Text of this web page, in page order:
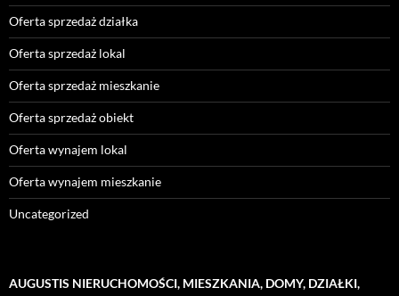
Oferta sprzedaż działka
Oferta sprzedaż lokal
Oferta sprzedaż mieszkanie
Oferta sprzedaż obiekt
Oferta wynajem lokal
Oferta wynajem mieszkanie
Uncategorized
AUGUSTIS NIERUCHOMOŚCI, MIESZKANIA, DOMY, DZIAŁKI,